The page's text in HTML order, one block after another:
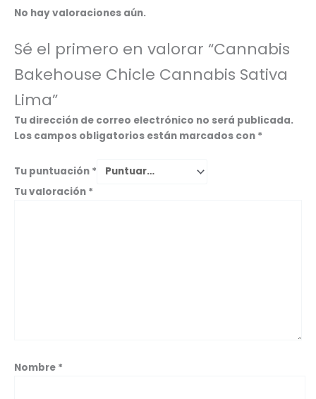
No hay valoraciones aún.
Sé el primero en valorar “Cannabis
Bakehouse Chicle Cannabis Sativa
Lima”
Tu dirección de correo electrónico no será publicada.
Los campos obligatorios están marcados con *
Tu puntuación *
Tu valoración *
Nombre *